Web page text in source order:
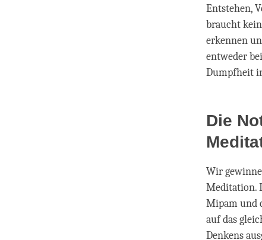
Entstehen,
braucht
erkennen
entweder
Dumpfheit
Die
Wir
Meditation.
Mipam und
auf das
Denkens